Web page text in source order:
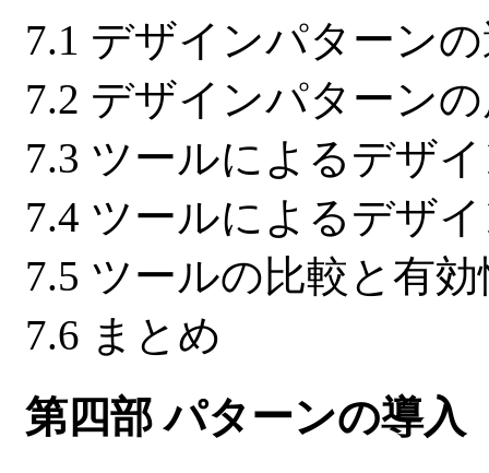
7.1 デザインパターン
7.2 デザインパターン
7.3 ツールによるデザ
7.4 ツールによるデザ
7.5 ツールの比較と有
7.6 まとめ
第四部 パターンの導入